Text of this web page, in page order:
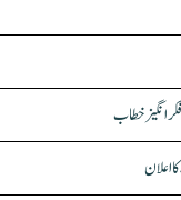
انگیز خطاب
اعلان